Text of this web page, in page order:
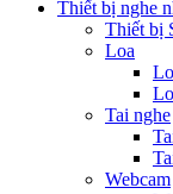
Thiết bị nghe
Thiết bị
Loa
Tai nghe
Webcam